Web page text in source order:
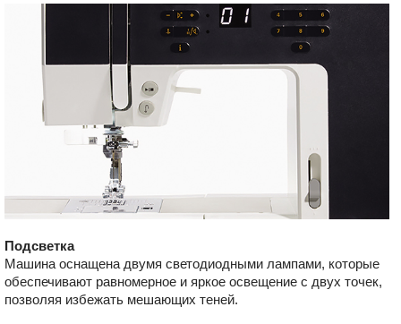
Подсветка
Машина оснащена двумя светодиодными лампами, которые
обеспечивают равномерное и яркое освещение с двух точек,
позволяя избежать мешающих теней.